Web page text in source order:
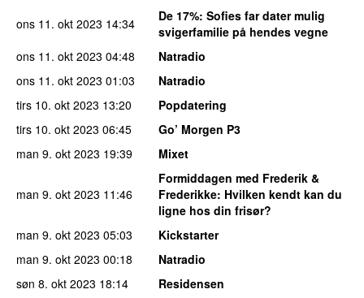
ons 11. okt 2023 14:34 De 17%: Sofies far dater mulig
svigerfamilie på hendes vegne
ons 11. okt 2023 04:48
Natradio
ons 11. okt 2023 01:03
Natradio
tirs 10. okt 2023 13:20
Popdatering
tirs 10. okt 2023 06:45
Go’ Morgen P3
man 9. okt 2023 19:39 Mixet
man 9. okt 2023 11:46
Formiddagen med Frederik &
Frederikke: Hvilken kendt kan du
ligne hos din frisør?
man 9. okt 2023 05:03
Kickstarter
man 9. okt 2023 00:18
Natradio
søn 8. okt 2023 18:14
Residensen